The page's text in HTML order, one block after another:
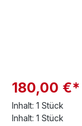
180,00 €*
Inhalt: 1 Stück
Inhalt: 1 Stück